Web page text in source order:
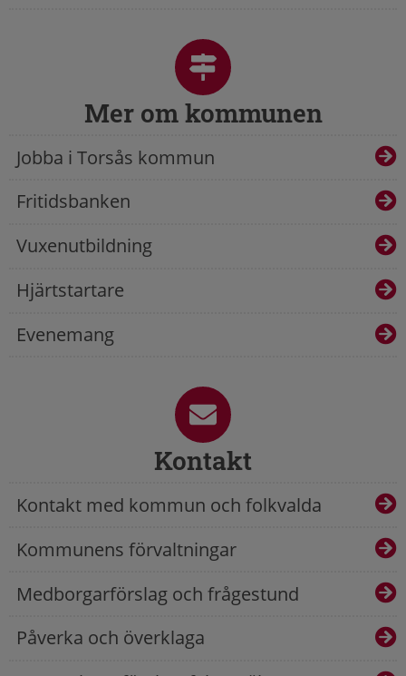
Mer om kommunen
Jobba i Torsås kommun
Fritidsbanken
Vuxenutbildning
Hjärtstartare
Evenemang
Kontakt
Kontakt med kommun och folkvalda
Kommunens förvaltningar
Medborgarförslag och frågestund
Påverka och överklaga